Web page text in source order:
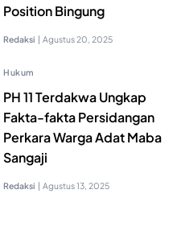
Position Bingung
Redaksi | Agustus 20, 2025
Hukum
PH 11 Terdakwa Ungkap
Fakta-fakta Persidangan
Perkara Warga Adat Maba
Sangaji
Redaksi | Agustus 13, 2025